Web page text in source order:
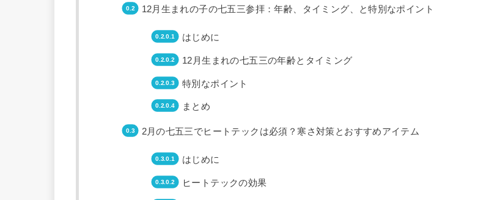
12月生まれの子の七五三参拝：年齢、タイミング、と特別なポイント
はじめに
12月生まれの七五三の年齢とタイミング
特別なポイント
まとめ
2月の七五三でヒートテックは必須？寒さ対策とおすすめアイテム
はじめに
ヒートテックの効果